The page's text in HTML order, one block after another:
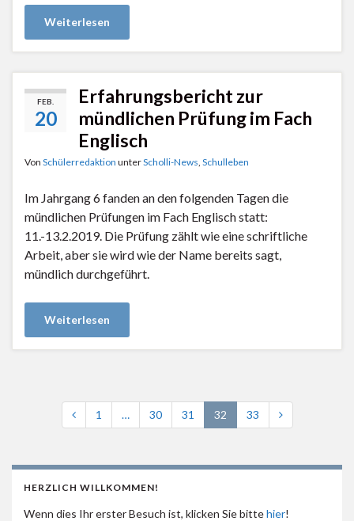
Weiterlesen
FEB.
20
Erfahrungsbericht zur
mündlichen Prüfung im Fach
Englisch
Von Schülerredaktion unterScholli-News Schulleben
Im Jahrgang 6 fanden an den folgenden Tagen die
mündlichen Prüfungen im Fach Englisch statt:
11.-13.2.2019. Die Prüfung zählt wie eine schriftliche
Arbeit, aber sie wird wie der Name bereits sagt,
mündlich durchgeführt.
Weiterlesen
1 … 30 31 32 33
HERZLICH WILLKOMMEN!
Wenn dies Ihr erster Besuch ist, klicken Sie bittehier!